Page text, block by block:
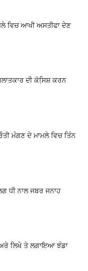
ਵਿਚ ਆਖੀ ਅਸਤੀਫਾ ਦੇਣ
ਦੀ ਕੋਸਿ਼ਸ਼ ਕਰਨ
ਮੰਗਣ ਦੇ ਮਾਮਲੇ ਵਿਚ ਤਿੰਨ
ਧੀ ਨਾਲ ਜਬਰ ਜਨਾਹ
ਲਿਖੇ ਤੇ ਲਗਾਇਆ ਝੰਡਾ